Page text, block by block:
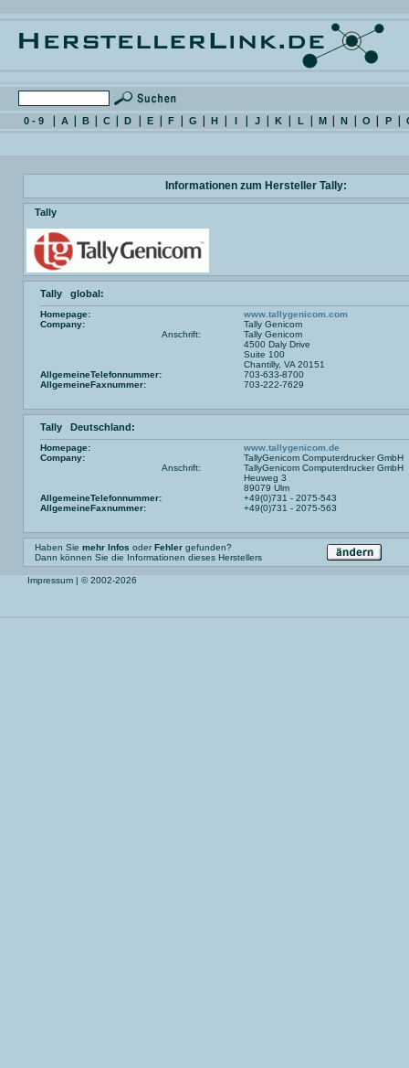
0 - 9 A B C D E F G H I J K L M N O P
Informationen zum Hersteller Tally:
Tally
Tally global:
Homepage:
www.tallygenicom.com
Company:
Tally Genicom
Anschrift:
Tally Genicom
4500 Daly Drive
Suite 100
Chantilly, VA 20151
AllgemeineTelefonnummer:
703-633-8700
AllgemeineFaxnummer:
703-222-7629
Tally Deutschland:
Homepage:
www.tallygenicom.de
Company:
TallyGenicom Computerdrucker GmbH
Anschrift:
TallyGenicom Computerdrucker GmbH
Heuweg 3
89079 Ulm
AllgemeineTelefonnummer:
+49(0)731 - 2075-543
AllgemeineFaxnummer:
+49(0)731 - 2075-563
Haben Sie mehr Infos oderFehler gefunden?
Dann können Sie die Informationen dieses Herstellers
Impressum | © 2002-2026